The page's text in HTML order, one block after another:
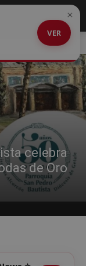
celebra
de Oro
VER
×